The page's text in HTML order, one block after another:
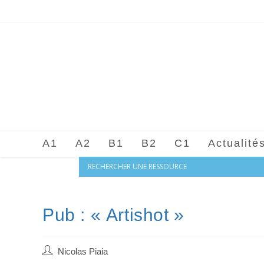
A1 A2 B1 B2 C1 Actualités
Pub : « Artishot »
Auteur/autrice
Nicolas Piaia